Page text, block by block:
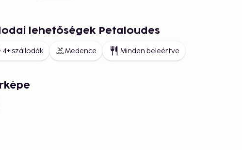
lehetőségek Petaloudes
4+ szállodák Medence Minden beleértve